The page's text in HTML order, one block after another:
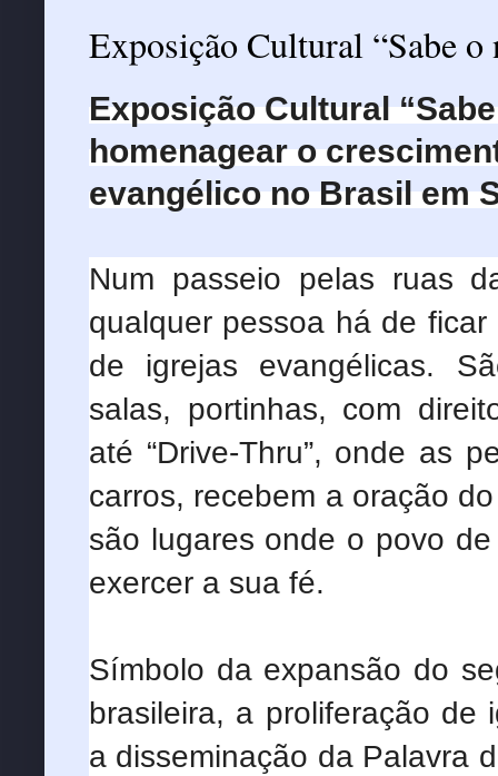
Exposição Cultural “Sabe o
Exposição Cultural
homenagear o
evangélico no Brasil em
Num passeio pelas ruas
qualquer pessoa há de
de igrejas evangélicas.
salas, portinhas, com
até “Drive-Thru”, onde as
carros, recebem a oração
são lugares onde o povo
exercer a sua fé.
Símbolo da expansão do
brasileira, a proliferação de
a disseminação da Palavra